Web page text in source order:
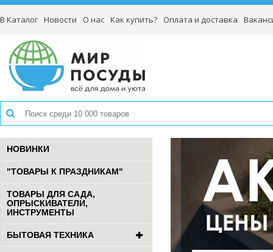
В Каталог Новости О нас Как купить? Оплата и доставка
НОВИНКИ
"ТОВАРЫ К ПРАЗДНИКАМ"
ТОВАРЫ ДЛЯ САДА,
ОПРЫСКИВАТЕЛИ,
ИНСТРУМЕНТЫ
БЫТОВАЯ ТЕХНИКА